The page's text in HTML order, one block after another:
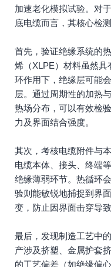
加速老化模拟试验。对
底电缆而言，其核心检
首先，验证绝缘系统的
烯（XLPE）材料虽然
环作用下，绝缘层可能
层。通过周期性的加热
热场分布，可以有效检
力及界面结合强度。
其次，考核电缆附件与
电缆本体、接头、终端
绝缘薄弱环节。热循环
验则能敏锐地捕捉到界
变，防止因界面击穿导
最后，发现制造工艺中
产涉及挤塑、金属护套
的工艺偏差（如绝缘偏